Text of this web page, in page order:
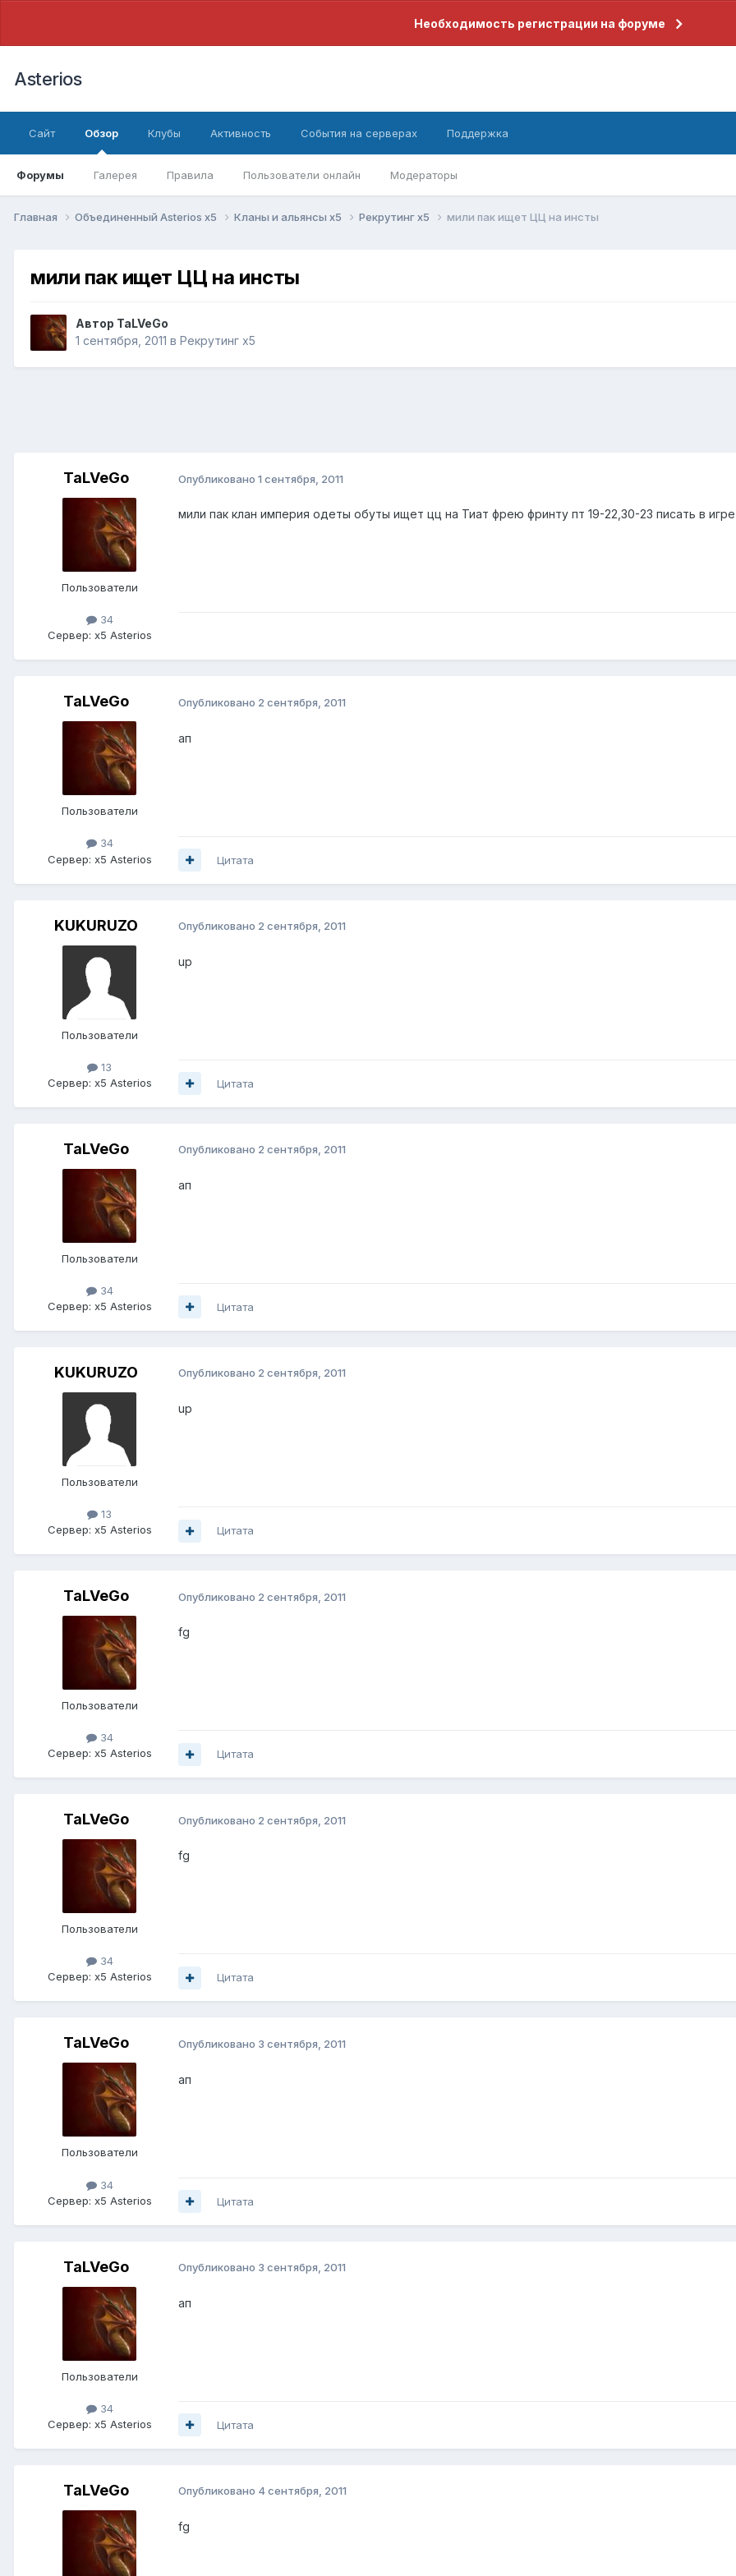
Необходимость регистрации на форуме
Asterios
Сайт Обзор
Форумы Галерея Правила Пользователи онлайн Модераторы
Клубы Активность События на серверах Поддержка
Главная Объединенный Asterios x5 Кланы и альянсы x5 Рекрутинг x5 мили пак ищет ЦЦ на инсты
мили пак ищет ЦЦ на инсты
Автор TaLVeGo
1 сентября, 2011 в Рекрутинг x5
TaLVeGo
Пользователи
34
Сервер: x5 Asterios
Опубликовано 1 сентября, 2011
мили пак клан империя одеты обуты ищет цц на Тиат фрею фринту пт 19-22,30-23 писать в
TaLVeGo
Пользователи
34
Сервер: x5 Asterios
Опубликовано 2 сентября, 2011
ап
Цитата
KUKURUZO
Пользователи
13
Сервер: x5 Asterios
Опубликовано 2 сентября, 2011
up
Цитата
TaLVeGo
Пользователи
34
Сервер: x5 Asterios
Опубликовано 2 сентября, 2011
ап
Цитата
KUKURUZO
Пользователи
13
Сервер: x5 Asterios
Опубликовано 2 сентября, 2011
up
Цитата
TaLVeGo
Пользователи
34
Сервер: x5 Asterios
Опубликовано 2 сентября, 2011
fg
Цитата
TaLVeGo
Пользователи
34
Сервер: x5 Asterios
Опубликовано 2 сентября, 2011
fg
Цитата
TaLVeGo
Пользователи
34
Сервер: x5 Asterios
Опубликовано 3 сентября, 2011
ап
Цитата
TaLVeGo
Пользователи
34
Сервер: x5 Asterios
Опубликовано 3 сентября, 2011
ап
Цитата
TaLVeGo Опубликовано 4 сентября, 2011
fg